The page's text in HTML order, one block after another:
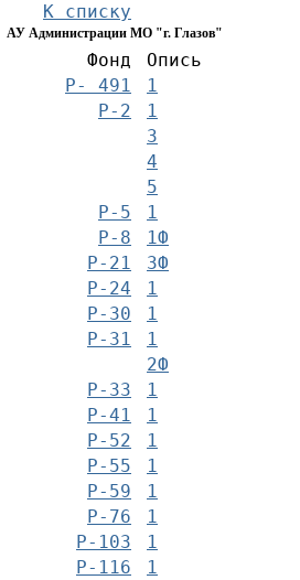
К списку
АУ Администрации МО "г. Глазов"
Фонд
Опись
Р- 491
1
Р-2
1
3
4
5
Р-5
Р-8
1
Р-21
1Ф
3Ф
Р-24
1
Р-30
1
Р-31
1
2Ф
Р-33
1
Р-41
1
Р-52
1
Р-55
1
Р-59
1
Р-76
1
Р-103
1
Р-116
1